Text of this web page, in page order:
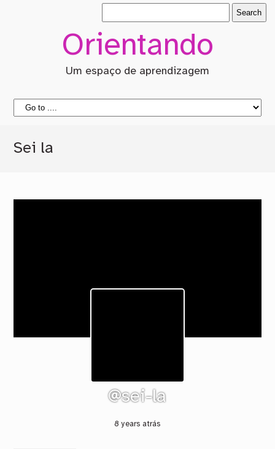
Orientando
Um espaço de aprendizagem
Sei la
@sei-la
8 years atrás